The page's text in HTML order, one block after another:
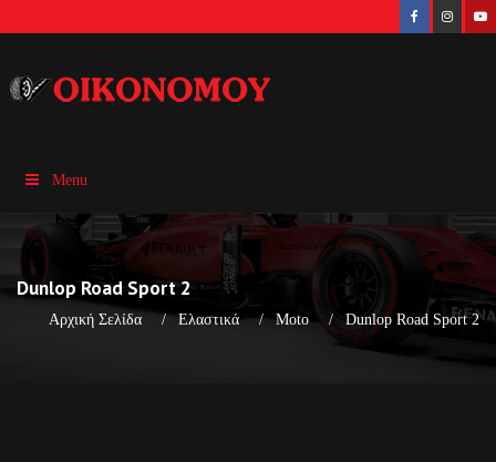
Menu
Dunlop Road Sport 2
Αρχική Σελίδα Ελαστικά Moto Dunlop Road Sport 2